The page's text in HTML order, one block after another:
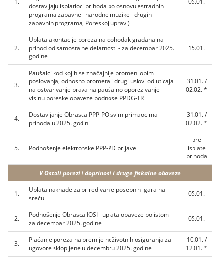
1.
dostavljaju isplatioci prihoda po osnovu estradnih
programa zabavne i narodne muzike i drugih
zabavnih programa, Poreskoj upravi)
05.01.
2.
Uplata akontacije poreza na dohodak građana na
prihod od samostalne delatnosti - za decembar 2025.
godine
15.01.
3.
Paušalci kod kojih se značajnije promeni obim
poslovanja, odnosno prometa i drugi uslovi od uticaja
na ostvarivanje prava na paušalno oporezivanje i
visinu poreske obaveze podnose PPDG-1R
31.01. /
02.02. *
4.
Dostavljanje Obrasca PPP-PO svim primaocima
prihoda u 2025. godini
31.01. /
02.02. *
5. Podnošenje elektronske PPP-PD prijave
pre
isplate
prihoda
V Ostali porezi i doprinosi i druge fiskalne obaveze
1.
Uplata naknade za priređivanje posebnih igara na
sreću
05.01.
2.
Podnošenje Obrasca IOSI i uplata obaveze po istom -
za decembar 2025. godine
05.01.
3.
Plaćanje poreza na premije neživotnih osiguranja za
ugovore sklopljene u decembru 2025. godine
10.01. /
12.01. *